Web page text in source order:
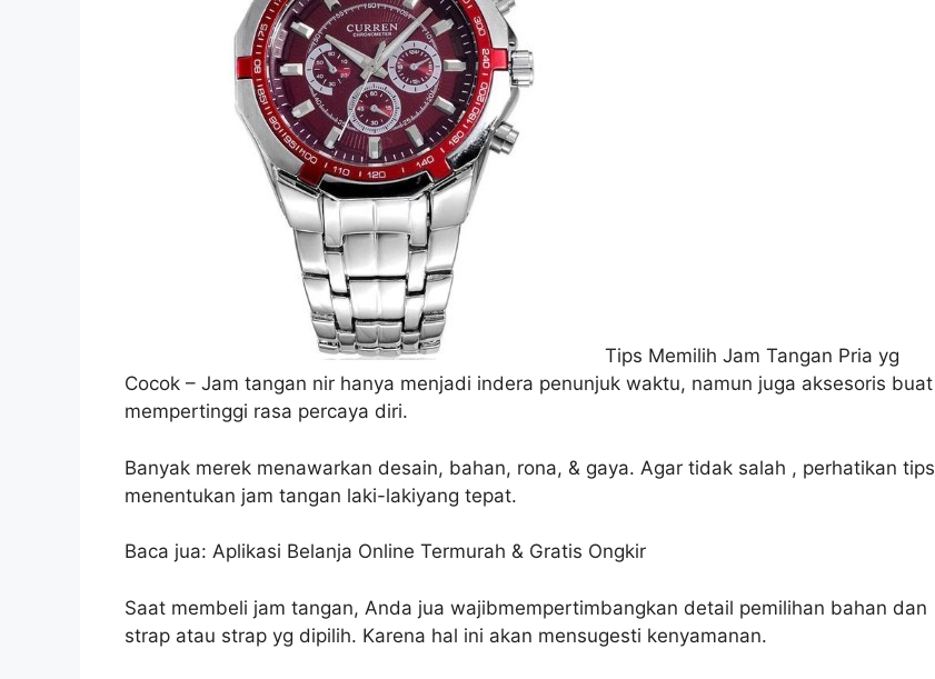
Tips Memilih Jam Tangan Pria yg
Cocok – Jam tangan nir hanya menjadi indera penunjuk waktu, namun juga aksesoris buat
mempertinggi rasa percaya diri.
Banyak merek menawarkan desain, bahan, rona, & gaya. Agar tidak salah , perhatikan tips
menentukan jam tangan laki-lakiyang tepat.
Baca jua: Aplikasi Belanja Online Termurah & Gratis Ongkir
Saat membeli jam tangan, Anda jua wajibmempertimbangkan detail pemilihan bahan dan
strap atau strap yg dipilih. Karena hal ini akan mensugesti kenyamanan.